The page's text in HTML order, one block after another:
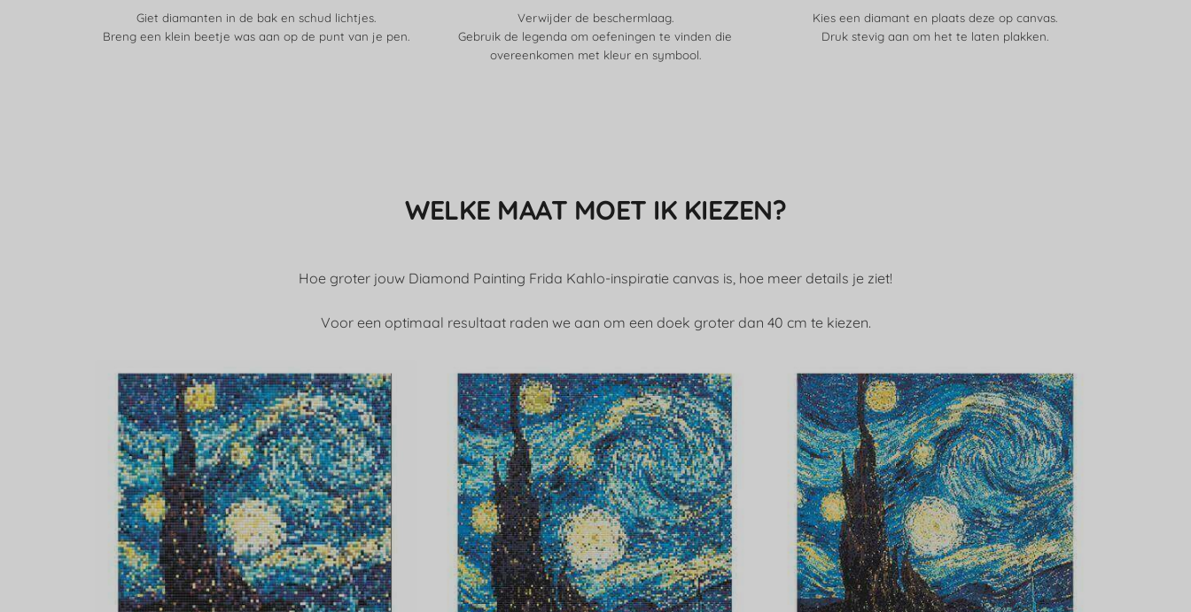
Giet diamanten in de bak en schud lichtjes.
Breng een klein beetje was aan op de punt van je pen.
Verwijder de beschermlaag.
Gebruik de legenda om oefeningen te vinden die
overeenkomen met kleur en symbool.
Kies een diamant en plaats deze op canvas.
Druk stevig aan om het te laten plakken.
WELKE MAAT MOET IK KIEZEN?
Hoe groter jouw Diamond Painting Frida Kahlo-inspiratie canvas is, hoe meer details je ziet!
Voor een optimaal resultaat raden we aan om een doek groter dan 40 cm te kiezen.